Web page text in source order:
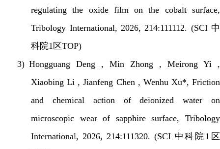
regulating the oxide film on the cobalt surface,
Tribology International, 2026, 214:111112. (SCI 中
科院1 区TOP)
3) Hongguang Deng , Min Zhong , Meirong Yi ,
Xiaobing Li , Jianfeng Chen , Wenhu Xu*, Friction
and chemical action of deionized water on
microscopic wear of sapphire surface, Tribology
International, 2026, 214:111320. (SCI 中科院 1 区